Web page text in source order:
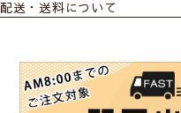
原作者チャールズＭ.シ
スヌーピーと仲間たち
情や恋、人生哲学など、
あります。
配送・送料について